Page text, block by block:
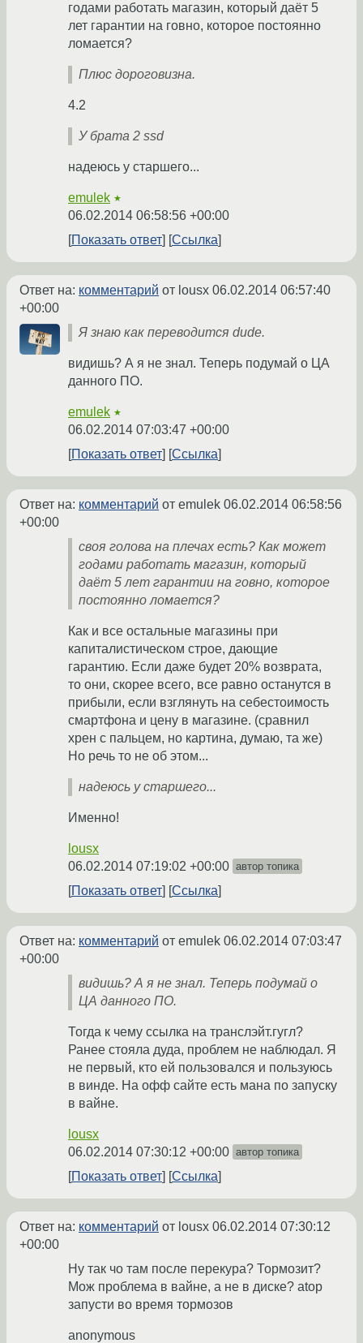
годами работать магазин, который даёт 5
лет гарантии на говно, которое постоянно
ломается?
Плюс дороговизна.
4.2
У брата 2 ssd
надеюсь у старшего...
emulek ★
06.02.2014 06:58:56 +00:00
Показать ответ
Ссылка
Ответ на: комментарий от lousx 06.02.2014 06:57:40
+00:00
Я знаю как переводится dude.
видишь? А я не знал. Теперь подумай о ЦА
данного ПО.
emulek ★
06.02.2014 07:03:47 +00:00
Показать ответ
Ссылка
Ответ на: комментарий от emulek 06.02.2014 06:58:56
+00:00
своя голова на плечах есть? Как может
годами работать магазин, который
даёт 5 лет гарантии на говно, которое
постоянно ломается?
Как и все остальные магазины при
капиталистическом строе, дающие
гарантию. Если даже будет 20% возврата,
то они, скорее всего, все равно останутся в
прибыли, если взглянуть на себестоимость
смартфона и цену в магазине. (сравнил
хрен с пальцем, но картина, думаю, та же)
Но речь то не об этом...
надеюсь у старшего...
Именно!
lousx
06.02.2014 07:19:02 +00:00 автор топика
Показать ответ Ссылка
Ответ на: комментарий от emulek 06.02.2014 07:03:47
+00:00
видишь? А я не знал. Теперь подумай о
ЦА данного ПО.
Тогда к чему ссылка на транслэйт.гугл?
Ранее стояла дуда, проблем не наблюдал. Я
не первый, кто ей пользовался и пользуюсь
в винде. На офф сайте есть мана по запуску
в вайне.
lousx
06.02.2014 07:30:12 +00:00 автор топика
Показать ответ Ссылка
Ответ на: комментарий от lousx 06.02.2014 07:30:12
+00:00
Ну так чо там после перекура? Тормозит?
Мож проблема в вайне, а не в диске? atop
запусти во время тормозов
anonymous